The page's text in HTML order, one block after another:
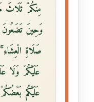
مِنكُمْ ثَلَاثَ
وَحِينَ تَضَعُونَ
صَلَاةِ
عَلَيْكُمْ وَلَا
عَلَيْكُم